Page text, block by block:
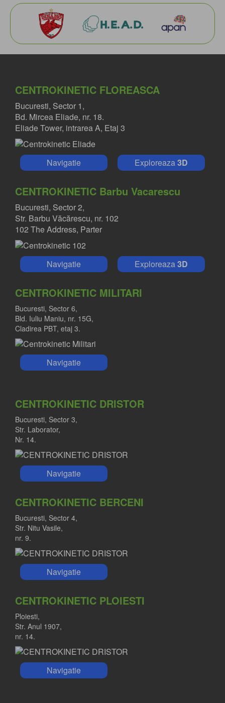
CENTROKINETIC FLOREASCA
Bucuresti, Sector 1,
Bd. Mircea Eliade, nr. 18.
Eliade Tower, intrarea A, Etaj 3
Navigatie Exploreaza 3D
CENTROKINETIC Barbu Vacarescu
Bucuresti, Sector 2,
Str. Barbu Văcărescu, nr. 102
102 The Address, Parter
Navigatie Exploreaza 3D
CENTROKINETIC MILITARI
Bucuresti, Sector 6,
Bld. Iuliu Maniu, nr. 15G,
Cladirea PBT, etaj 3.
Navigatie
CENTROKINETIC DRISTOR
Bucuresti, Sector 3,
Str. Laborator,
Nr. 14.
Navigatie
CENTROKINETIC BERCENI
Bucuresti, Sector 4,
Str. Nitu Vasile,
nr. 9.
Navigatie
CENTROKINETIC PLOIESTI
Ploiesti,
Str. Anul 1907,
nr. 14.
Navigatie